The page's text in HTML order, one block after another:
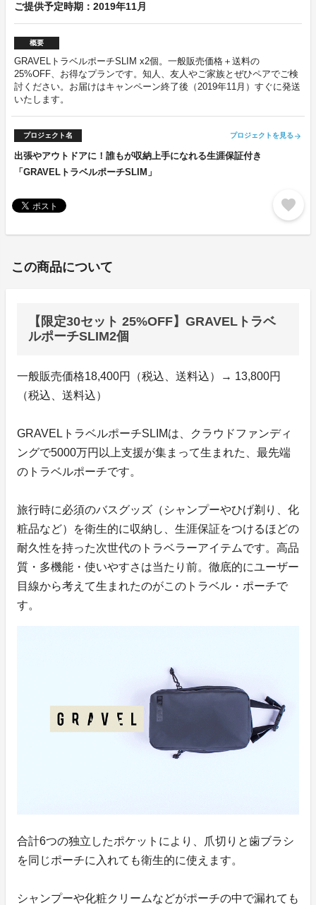
ご提供予定時期：2019年11月
概要
GRAVELトラベルポーチSLIM x2個。一般販売価格＋送料の
25%OFF、お得なプランです。知人、友人やご家族とぜひペアでご検
討ください。お届けはキャンペーン終了後（2019年11月）すぐに発送
いたします。
プロジェクト名 プロジェクトを見る arrow_forward
出張やアウトドアに！誰もが収納上手になれる生涯保証付き
「GRAVELトラベルポーチSLIM」
favorite
この商品について
【限定30セット 25%OFF】GRAVELトラベ
ルポーチSLIM2個
一般販売価格18,400円（税込、送料込）→ 13,800円
（税込、送料込）
GRAVELトラベルポーチSLIMは、クラウドファンディ
ングで5000万円以上支援が集まって生まれた、最先端
のトラベルポーチです。
旅行時に必須のバスグッズ（シャンプーやひげ剃り、化
粧品など）を衛生的に収納し、生涯保証をつけるほどの
耐久性を持った次世代のトラベラーアイテムです。高品
質・多機能・使いやすさは当たり前。徹底的にユーザー
目線から考えて生まれたのがこのトラベル・ポーチで
す。
合計6つの独立したポケットにより、爪切りと歯ブラシ
を同じポーチに入れても衛生的に使えます。
シャンプーや化粧クリームなどがポーチの中で漏れても